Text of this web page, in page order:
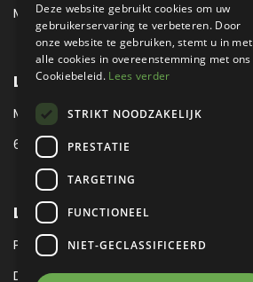
MAIL:SALES@METROPOLE.NL
LOCATIE
MEUBELLAAN 1 / VIA ENZO FERRARI
6651 KV DRUTEN / THE NETHERLANDS
LEGAL
PRIVACY VERKLARING
DISCLAIMER|SITEMAP
Deze website gebruikt cookies om uw
gebruikerservaring te verbeteren. Door
onze website te gebruiken, stemt u in met
alle cookies in overeenstemming met ons
Cookiebeleid. Lees verder
STRIKT NOODZAKELIJK
PRESTATIE
TARGETING
FUNCTIONEEL
NIET-GECLASSIFICEERD